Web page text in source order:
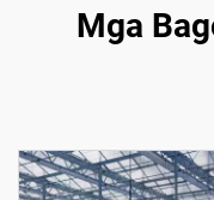
Mga